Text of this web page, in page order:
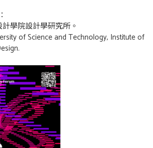
學院設計學研究所。
of Science and Technology, Institute of